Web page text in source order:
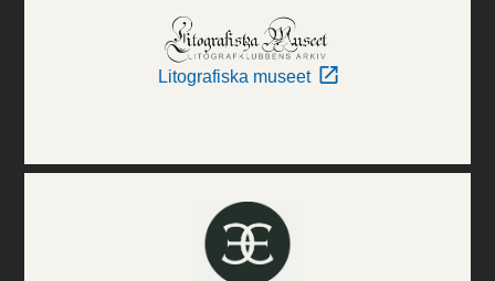
Litografiska museet